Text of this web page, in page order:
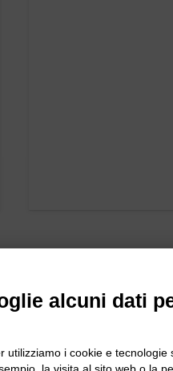
alcuni dati
utilizziamo i cookie e